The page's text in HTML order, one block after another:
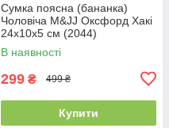
Сумка поясна (бананка)
Чоловіча M&JJ Оксфорд Хакі
24х10х5 см (2044)
В наявності
299 ₴ 499 ₴
Купити